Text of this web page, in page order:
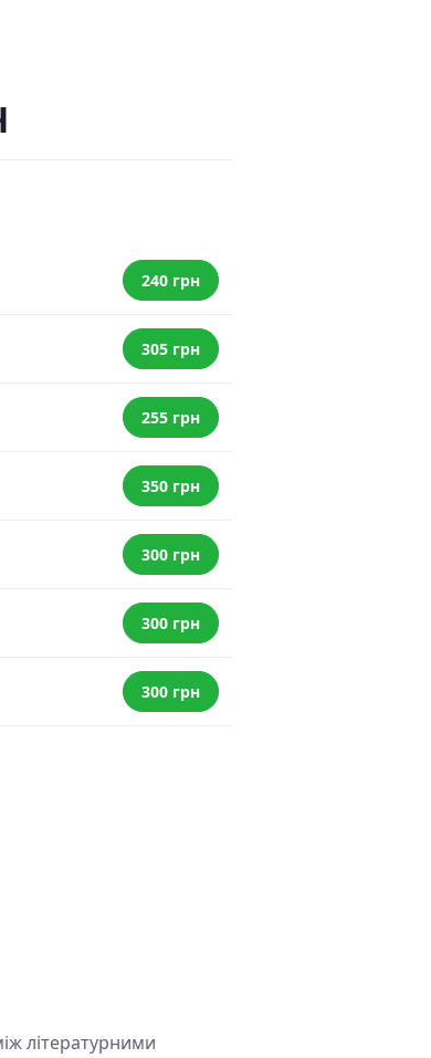
240 грн
305 грн
255 грн
350 грн
300 грн
300 грн
300 грн
літературними